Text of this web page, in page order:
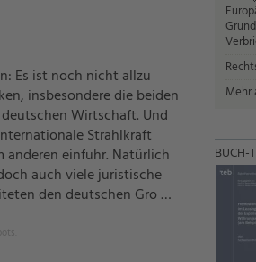
Es ist noch nicht allzu
insbesondere die beiden
Wirtschaft. Und
Strahlkraft
anderen einfuhr. Natürlich
auch viele juristische
den deutschen Gro …
Mehr
BUCH-